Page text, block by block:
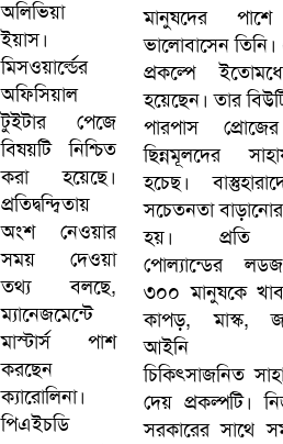
মানুষদের পাশে
ভালোবাসেন
প্রকল্পে
হয়েছেন। তার
পারপাস
ছিন্নমূলদের
হচেছ।
সচেতনতা বাড়ানোর
হয়। প্রতি
পোল্যান্ডের
৩০০ মানুষকে
কাপড়, মাস্ক,
আইনি
চিকিৎসাজনিত
দেয় প্রকল্পটি।
সরকারের সাথে